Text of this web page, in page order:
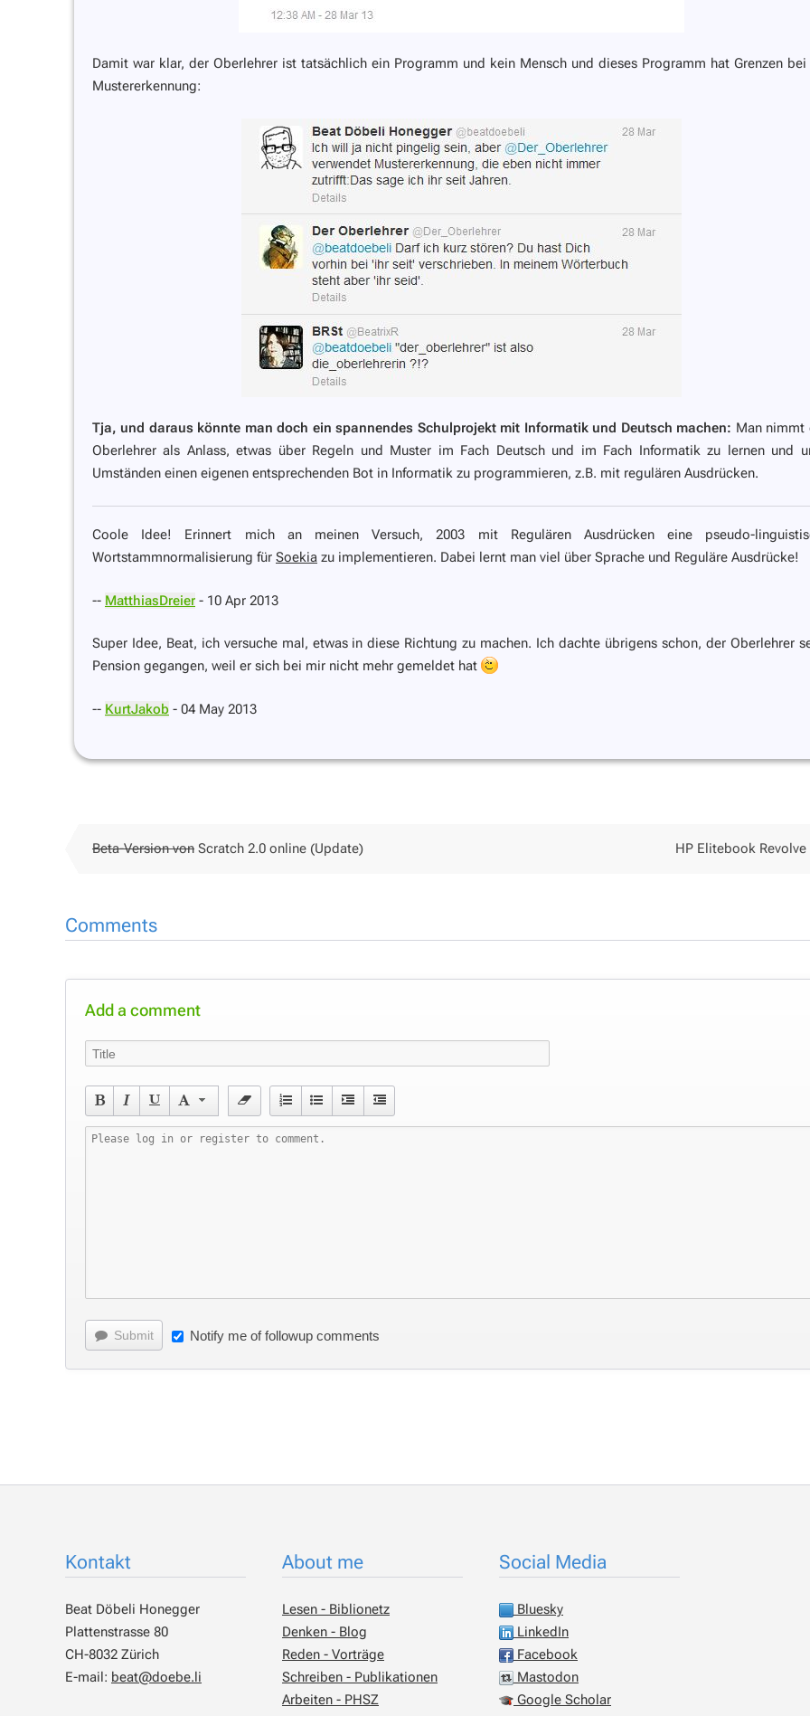
Damit war klar, der Oberlehrer ist tatsächlich ein Programm und kein Mensch und dieses Programm hat Grenzen
Mustererkennung:
Tja, und daraus könnte man doch ein spannendes Schulprojekt mit Informatik und Deutsch machen: Man nimmt
Oberlehrer als Anlass, etwas über Regeln und Muster im Fach Deutsch und im Fach Informatik zu lernen und
Umständen einen eigenen entsprechenden Bot in Informatik zu programmieren, z.B. mit regulären Ausdrücken.
Coole Idee! Erinnert mich an meinen Versuch, 2003 mit Regulären Ausdrücken eine pseudo-
Wortstammnormalisierung für Soekia zu implementieren. Dabei lernt man viel über Sprache und Reguläre Ausdrücke!
-- MatthiasDreier - 10 Apr 2013
Super Idee, Beat, ich versuche mal, etwas in diese Richtung zu machen. Ich dachte übrigens schon, der Oberlehrer
Pension gegangen, weil er sich bei mir nicht mehr gemeldet hat
-- KurtJakob - 04 May 2013
Beta-Version von Scratch 2.0 online (Update) HP Elitebook Revolve
Comments
Add a comment
Submit Notify me of followup comments
Kontakt
Beat Döbeli Honegger
Plattenstrasse 80
CH-8032 Zürich
E-mail: beat@doebe.li
About me
Lesen - Biblionetz
Denken - Blog
Reden - Vorträge
Schreiben - Publikationen
Arbeiten - PHSZ
Social Media
Bluesky
LinkedIn
Facebook
Mastodon
Google Scholar